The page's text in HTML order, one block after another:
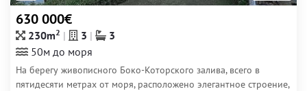
630 000€
230m2 3
3
50м до моря
На берегу живописного Боко-Которского залива, всего в
пятидесяти метрах от моря, расположено элегантное строение,